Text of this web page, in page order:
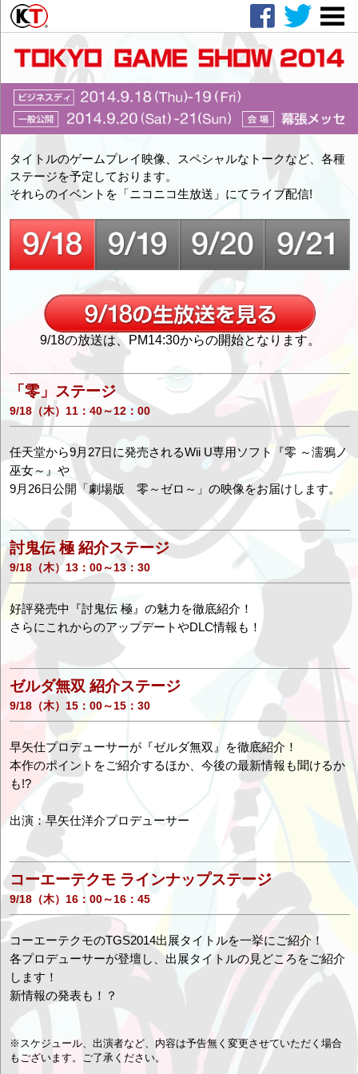
タイトルのゲームプレイ映像、スペシャルなトークなど、各種
ステージを予定しております。
それらのイベントを「ニコニコ生放送」にてライブ配信!
9/18の放送は、PM14:30からの開始となります。
「零」ステージ
9/18（木）11：40～12：00
任天堂から9月27日に発売されるWii U専用ソフト『零 ～濡鴉ノ
巫女～』や
9月26日公開「劇場版 零～ゼロ～」の映像をお届けします。
討鬼伝 極 紹介ステージ
9/18（木）13：00～13：30
好評発売中『討鬼伝 極』の魅力を徹底紹介！
さらにこれからのアップデートやDLC情報も！
ゼルダ無双 紹介ステージ
9/18（木）15：00～15：30
早矢仕プロデューサーが『ゼルダ無双』を徹底紹介！
本作のポイントをご紹介するほか、今後の最新情報も聞けるか
も!?
出演：早矢仕洋介プロデューサー
コーエーテクモ ラインナップステージ
9/18（木）16：00～16：45
コーエーテクモのTGS2014出展タイトルを一挙にご紹介！
各プロデューサーが登壇し、出展タイトルの見どころをご紹介
します！
新情報の発表も！？
※スケジュール、出演者など、内容は予告無く変更させていただく場合
もございます。ご了承ください。